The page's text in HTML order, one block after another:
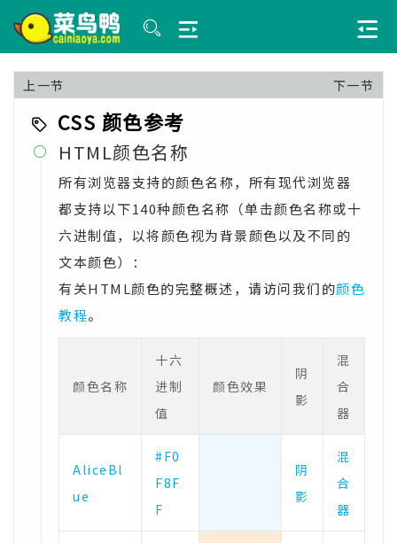
上一节 下一节
CSS 颜色参考
 HTML颜色名称
所有浏览器支持的颜色名称，所有现代浏览器
都支持以下140种颜色名称（单击颜色名称或十
六进制值，以将颜色视为背景颜色以及不同的
文本颜色）：
有关HTML颜色的完整概述，请访问我们的颜色
教程。
颜色名称
十六
进制
值
颜色效果
阴
影
混
合
器
AliceBl
ue
#F0
F8F
F
阴
影
混
合
器